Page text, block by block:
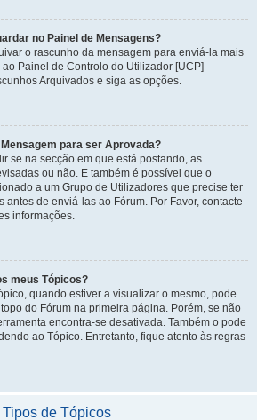
no Painel de Mensagens?
o rascunho da mensagem para enviá-la mais
Painel de Controlo do Utilizador [UCP]
Arquivados e siga as opções.
para ser Aprovada?
se na secção em que está postando, as
ou não. E também é possível que o
a um Grupo de Utilizadores que precise ter
antes de enviá-las ao Fórum. Por Favor, contacte
informações.
meus Tópicos?
quando estiver a visualizar o mesmo, pode
do Fórum na primeira página. Porém, se não
encontra-se desativada. Também o pode
ao Tópico. Entretanto, fique atento às regras
de Tópicos